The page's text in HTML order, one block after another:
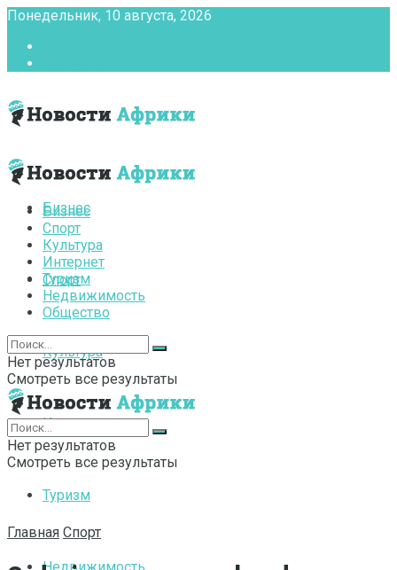
Понедельник, 10 августа, 2026
Бизнес
Спорт
Культура
Интернет
Туризм
Бизнес
Спорт
Культура
Интернет
Туризм
Недвижимость
Общество
Нет результатов
Смотреть все результаты
Нет результатов
Смотреть все результаты
Главная Спорт